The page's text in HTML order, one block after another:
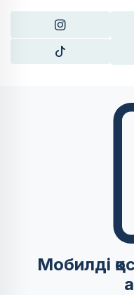
Мобилді